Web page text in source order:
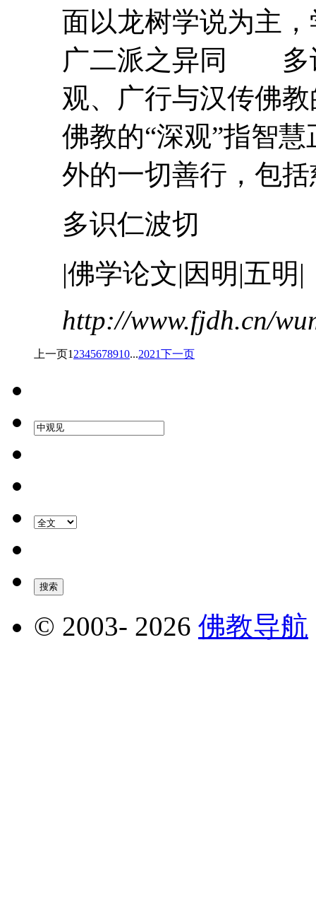
面以龙树学说为主
广二派之异同 多
观、广行与汉传佛
佛教的“深观”指智
外的一切善行，包
多识仁波切
|佛学论文|因明|五明|
http://www.fjdh.cn/
上一页1 2345678910...2021下一页
© 2003- 2026 佛教导航